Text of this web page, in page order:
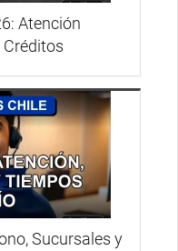
Atención
Sucursales y